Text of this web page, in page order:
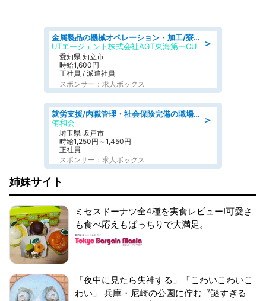
＞
金属製品の機械オペレーション・加工/寮完備/日払い/工場・製造
UTエージェント株式会社AGT東海第一CU
愛知県 知立市
時給1,600円
正社員 / 派遣社員
スポンサー：求人ボックス
＞
就労支援/内職管理・社会保険完備の職場で生活支援員
侑和会
埼玉県 坂戸市
時給1,250円～1,450円
正社員
スポンサー：求人ボックス
姉妹サイト
ミセスドーナツ全4種を実食レビュー!可愛さ
も食べ応えもばっちりで大満足。
「夜中に見たら失神する」「こわいこわいこ
わい」 兵庫・尼崎の公園に佇む〝謎すぎる